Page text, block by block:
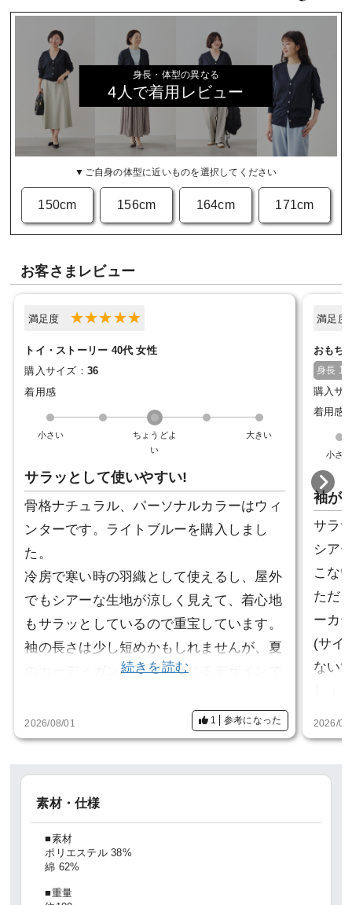
身長・体型の異なる
4人で着用レビュー
▼ご自身の体型に近いものを選択してください
150cm 156cm 164cm 171cm
お客さまレビュー
満足度
トイ・ストーリー 40代 女性
購入サイズ： 36
着用感
小さい
ちょうどよ
い
大きい
サラッとして使いやすい!
骨格ナチュラル、パーソナルカラーはウィ
ンターです。ライトブルーを購入しまし
た。
冷房で寒い時の羽織として使えるし、屋外
でもシアーな生地が涼しく見えて、着心地
もサラッとしているので重宝しています。
袖の長さは少し短めかもしれませんが、夏
のカーディガンの軽さを感じるデザインで
ありがとうございました!
続きを読む
2026/08/01 1 参考になった
満足
おもち
身長
購入サ
着用感
小さい
袖が
サラ
シア
こな
ただ
ーカ
(サイ
ない
2026/
素材・仕様
■素材
ポリエステル 38%
綿 62%
■重量